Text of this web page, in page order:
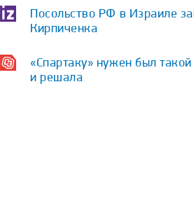
Посольство РФ в Израиле
Кирпиченка
«Спартаку» нужен был
и решала